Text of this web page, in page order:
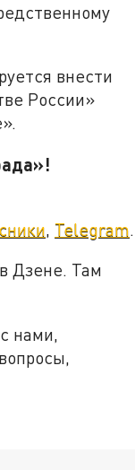
внести
России»
Telegram
в Дзене. Там
нами,